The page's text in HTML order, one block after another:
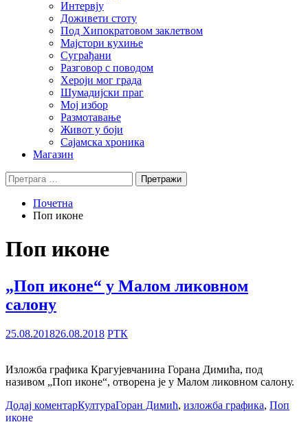
Интервју
Доживети стоту
Под Хипократовом заклетвом
Мајстори кухиње
Суграђани
Разговор с поводом
Хероји мог града
Шумадијски праг
Мој избор
Размотавање
Живот у боји
Сајамска хроника
Магазин
Претрага
за:
Почетна
Поп иконе
Поп иконе
„Поп иконе“ у Малом ликовном
салону
25.08.201826.08.2018 РТК
Изложба графика Крагујевчанина Горана Димића, под
називом „Поп иконе“, отворена је у Малом ликовном салону.
Додај коментарКултураГоран Димић, изложба графика, Поп
иконе